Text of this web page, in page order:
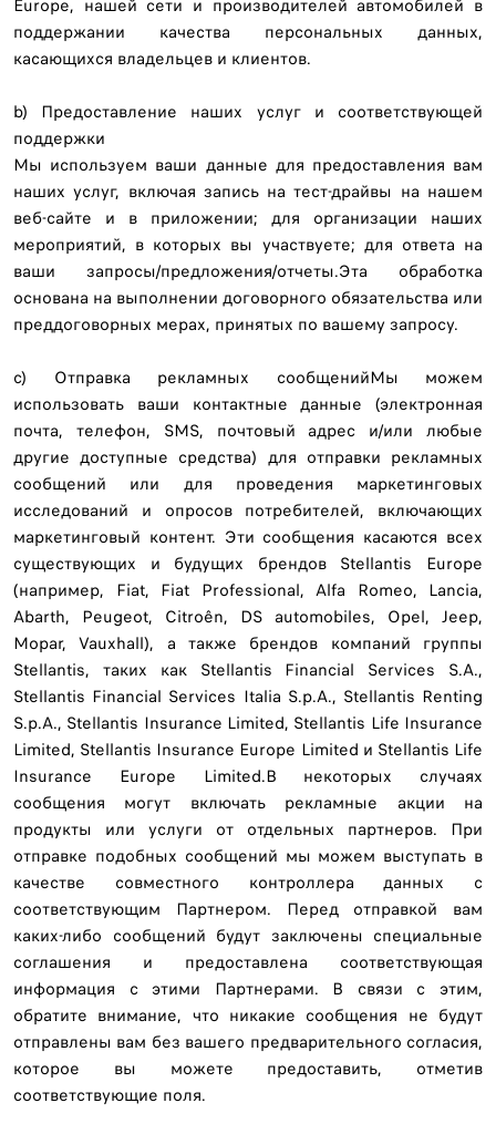
Europe, нашей сети и производителей автомобилей в
поддержании качества персональных данных,
касающихся владельцев и клиентов.
b) Предоставление наших услуг и соответствующей
поддержки
Мы используем ваши данные для предоставления вам
наших услуг, включая запись на тест-драйвы на нашем
веб-сайте и в приложении; для организации наших
мероприятий, в которых вы участвуете; для ответа на
ваши запросы/предложения/отчеты.Эта обработка
основана на выполнении договорного обязательства или
преддоговорных мерах, принятых по вашему запросу.
c) Отправка рекламных сообщенийМы можем
использовать ваши контактные данные (электронная
почта, телефон, SMS, почтовый адрес и/или любые
другие доступные средства) для отправки рекламных
сообщений или для проведения маркетинговых
исследований и опросов потребителей, включающих
маркетинговый контент. Эти сообщения касаются всех
существующих и будущих брендов Stellantis Europe
(например, Fiat, Fiat Professional, Alfa Romeo, Lancia,
Abarth, Peugeot, Citroên, DS automobiles, Opel, Jeep,
Mopar, Vauxhall), а также брендов компаний группы
Stellantis, таких как Stellantis Financial Services S.A.,
Stellantis Financial Services Italia S.p.A., Stellantis Renting
S.p.A., Stellantis Insurance Limited, Stellantis Life Insurance
Limited, Stellantis Insurance Europe Limited и Stellantis Life
Insurance Europe Limited.В некоторых случаях
сообщения могут включать рекламные акции на
продукты или услуги от отдельных партнеров. При
отправке подобных сообщений мы можем выступать в
качестве совместного контроллера данных с
соответствующим Партнером. Перед отправкой вам
каких-либо сообщений будут заключены специальные
соглашения и предоставлена ​​соответствующая
информация с этими Партнерами. В связи с этим,
обратите внимание, что никакие сообщения не будут
отправлены вам без вашего предварительного согласия,
которое вы можете предоставить, отметив
соответствующие поля.